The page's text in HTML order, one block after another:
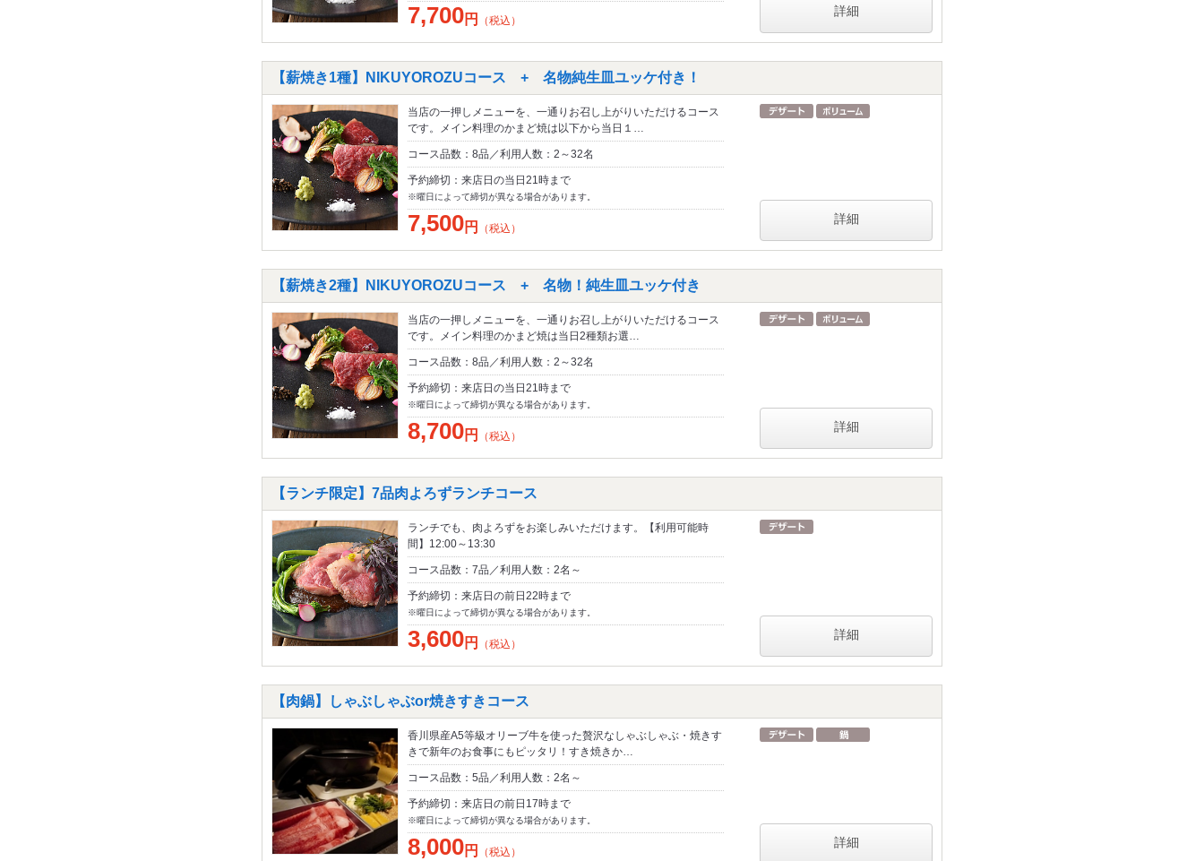
7,700円 （税込）
詳細
【薪焼き1種】NIKUYOROZUコース + 名物純生皿ユッケ付き！
当店の一押しメニューを、一通りお召し上がりいただけるコース
です。メイン料理のかまど焼は以下から当日１…
コース品数：8品／利用人数：2～32名
予約締切：来店日の当日21時まで
※曜日によって締切が異なる場合があります。
7,500円 （税込）
詳細
【薪焼き2種】NIKUYOROZUコース + 名物！純生皿ユッケ付き
当店の一押しメニューを、一通りお召し上がりいただけるコース
です。メイン料理のかまど焼は当日2種類お選…
コース品数：8品／利用人数：2～32名
予約締切：来店日の当日21時まで
※曜日によって締切が異なる場合があります。
8,700円 （税込）
詳細
【ランチ限定】7品肉よろずランチコース
ランチでも、肉よろずをお楽しみいただけます。【利用可能時
間】12:00～13:30
コース品数：7品／利用人数：2名～
予約締切：来店日の前日22時まで
※曜日によって締切が異なる場合があります。
3,600円 （税込）
詳細
【肉鍋】しゃぶしゃぶor焼きすきコース
香川県産A5等級オリーブ牛を使った贅沢なしゃぶしゃぶ・焼きす
きで新年のお食事にもピッタリ！すき焼きか…
コース品数：5品／利用人数：2名～
予約締切：来店日の前日17時まで
※曜日によって締切が異なる場合があります。
8,000円 （税込）
詳細